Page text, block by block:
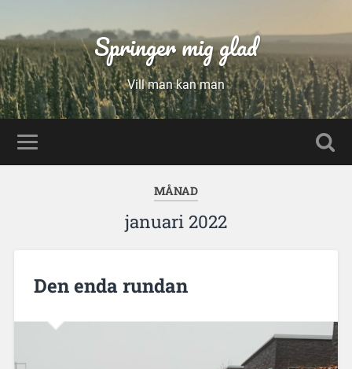
Springer mig glad
Vill man kan man
MÅNAD
januari 2022
Den enda rundan